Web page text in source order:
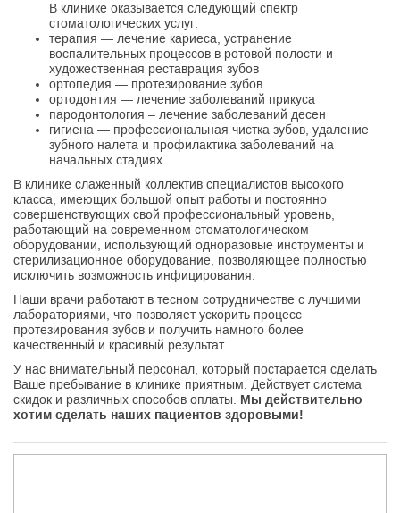
В клинике оказывается следующий спектр
стоматологических услуг:
терапия — лечение кариеса, устранение
воспалительных процессов в ротовой полости и
художественная реставрация зубов
ортопедия — протезирование зубов
ортодонтия — лечение заболеваний прикуса
пародонтология – лечение заболеваний десен
гигиена — профессиональная чистка зубов, удаление
зубного налета и профилактика заболеваний на
начальных стадиях.
В клинике слаженный коллектив специалистов высокого
класса, имеющих большой опыт работы и постоянно
совершенствующих свой профессиональный уровень,
работающий на современном стоматологическом
оборудовании, использующий одноразовые инструменты и
стерилизационное оборудование, позволяющее полностью
исключить возможность инфицирования.
Наши врачи работают в тесном сотрудничестве с лучшими
лабораториями, что позволяет ускорить процесс
протезирования зубов и получить намного более
качественный и красивый результат.
У нас внимательный персонал, который постарается сделать
Ваше пребывание в клинике приятным. Действует система
скидок и различных способов оплаты. Мы действительно
хотим сделать наших пациентов здоровыми!